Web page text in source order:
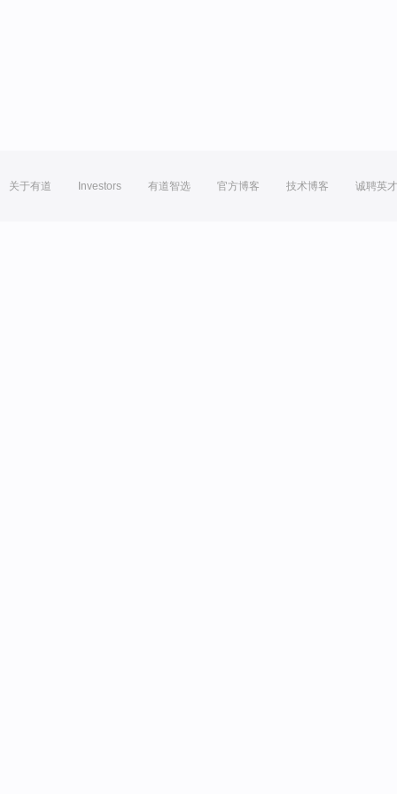
关于有道 Investors 有道智选 官方博客 技术博客 诚聘英才